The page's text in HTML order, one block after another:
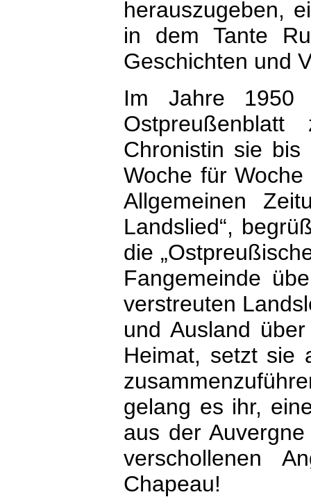
herauszugeben,
in dem Tante
Geschichten und
Im Jahre 1950
Chronistin sie
Woche für
Allgemeinen
Landslied“,
die
Fangemeinde
verstreuten
und Ausland
Heimat, setzt sie
gelang es ihr,
aus der
verschollenen
Chapeau!